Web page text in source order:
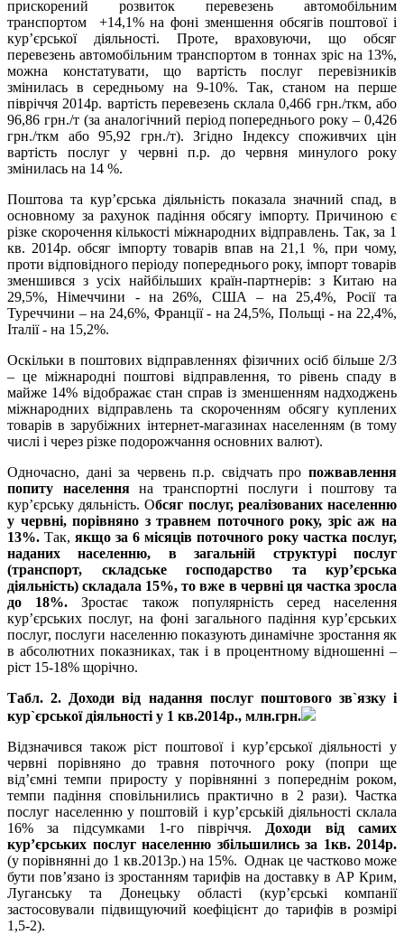
прискорений розвиток перевезень автомобільним
транспортом +14,1% на фоні зменшення обсягів поштової і
кур’єрської діяльності. Проте, враховуючи, що обсяг
перевезень автомобільним транспортом в тоннах зріс на 13%,
можна констатувати, що вартість послуг перевізників
змінилась в середньому на 9-10%. Так, станом на перше
півріччя 2014р. вартість перевезень склала 0,466 грн./ткм, або
96,86 грн./т (за аналогічний період попереднього року – 0,426
грн./ткм або 95,92 грн./т). Згідно Індексу споживчих цін
вартість послуг у червні п.р. до червня минулого року
змінилась на 14 %.
Поштова та кур’єрська діяльність показала значний спад, в
основному за рахунок падіння обсягу імпорту. Причиною є
різке скорочення кількості міжнародних відправлень. Так, за 1
кв. 2014р. обсяг імпорту товарів впав на 21,1 %, при чому,
проти відповідного періоду попереднього року, імпорт товарів
зменшився з усіх найбільших країн-партнерів: з Китаю на
29,5%, Німеччини - на 26%, США – на 25,4%, Росії та
Туреччини – на 24,6%, Франції - на 24,5%, Польщі - на 22,4%,
Італії - на 15,2%.
Оскільки в поштових відправленнях фізичних осіб більше 2/3
– це міжнародні поштові відправлення, то рівень спаду в
майже 14% відображає стан справ із зменшенням надходжень
міжнародних відправлень та скороченням обсягу куплених
товарів в зарубіжних інтернет-магазинах населенням (в тому
числі і через різке подорожчання основних валют).
Одночасно, дані за червень п.р. свідчать про пожвавлення
попиту населенняна транспортні послуги і поштову та
кур’єрську дяльність. Обсяг послуг, реалізованих населенню
у червні, порівняно з травнем поточного року, зріс аж на
13%. Так, якщо за 6 місяців поточного року частка послуг,
наданих населенню, в загальній структурі послуг
(транспорт, складське господарство та кур’єрська
діяльність) складала 15%, то вже в червні ця частка зросла
до 18%. Зростає також популярність серед населення
кур’єрських послуг, на фоні загального падіння кур’єрських
послуг, послуги населенню показують динамічне зростання як
в абсолютних показниках, так і в процентному відношенні –
ріст 15-18% щорічно.
Табл. 2. Доходи від надання послуг поштового зв`язку і
кур`єрської діяльності у 1 кв.2014р., млн.грн.
Відзначився також ріст поштової і кур’єрської діяльності у
червні порівняно до травня поточного року (попри ще
від’ємні темпи приросту у порівнянні з попереднім роком,
темпи падіння сповільнились практично в 2 рази). Частка
послуг населенню у поштовій і кур’єрській діяльності склала
16% за підсумками 1-го півріччя. Доходи від самих
кур’єрських послуг населенню збільшились за 1кв. 2014р.
(у порівнянні до 1 кв.2013р.) на 15%. Однак це частково може
бути пов’язано із зростанням тарифів на доставку в АР Крим,
Луганську та Донецьку області (кур’єрські компанії
застосовували підвищуючий коефіцієнт до тарифів в розмірі
1,5-2).